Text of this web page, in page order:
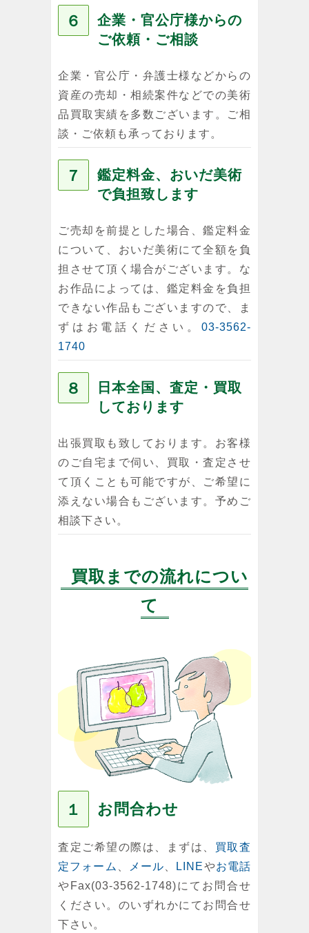
６
企業・官公庁様からの
ご依頼・ご相談
企業・官公庁・弁護士様などからの
資産の売却・相続案件などでの美術
品買取実績を多数ございます。ご相
談・ご依頼も承っております。
７
鑑定料金、おいだ美術
で負担致します
ご売却を前提とした場合、鑑定料金
について、おいだ美術にて全額を負
担させて頂く場合がございます。な
お作品によっては、鑑定料金を負担
できない作品もございますので、ま
ずはお電話ください。 03-3562-
1740
８
日本全国、査定・買取
しております
出張買取も致しております。お客様
のご自宅まで伺い、買取・査定させ
て頂くことも可能ですが、ご希望に
添えない場合もございます。予めご
相談下さい。
買取までの流れについ
て
１ お問合わせ
査定ご希望の際は、まずは、 買取査
定フォーム
メール LINEやお電話
やFax(03-3562-1748)にてお問合せ
ください。のいずれかにてお問合せ
下さい。